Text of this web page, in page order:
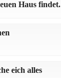
Haus findet.
eich alles